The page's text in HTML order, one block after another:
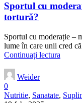
Sportul cu
tortură?
Sportul cu moderație –
lume în care unii cred
Continuați lectura
Weider
0
Nutritie, Sanatate,